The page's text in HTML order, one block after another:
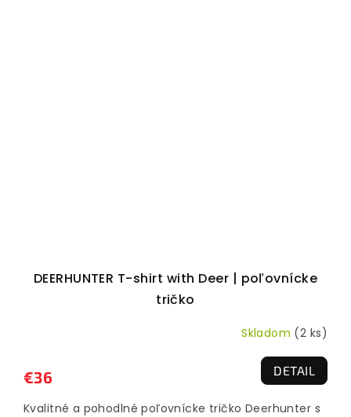
DEERHUNTER T-shirt with Deer | poľovnícke
tričko
Skladom (2 ks)
€36 DETAIL
Kvalitné a pohodlné poľovnícke tričko Deerhunter s